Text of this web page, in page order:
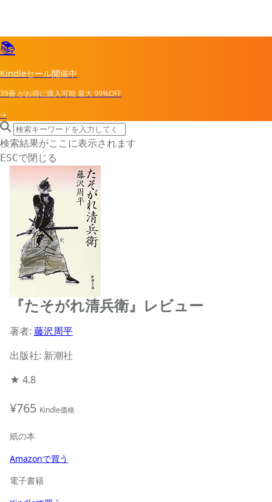
📚
Kindleセール開催中
39冊がお得に購入可能最大99%OFF
→
search icon
サイト内検索
検索結果がここに表示されます
ESCで閉じる
『たそがれ清兵衛』レビュー
著者: 藤沢周平
出版社: 新潮社
★ 4.8
¥765 Kindle価格
紙の本
Amazonで買う
電子書籍